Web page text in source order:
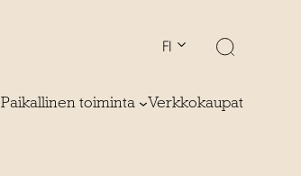
FI
Paikallinen toiminta Verkkokaupat